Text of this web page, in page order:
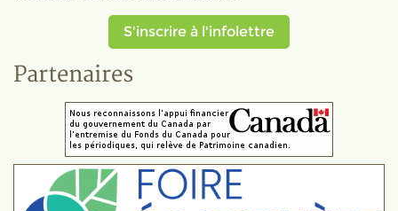
S'inscrire à l'infolettre
Partenaires